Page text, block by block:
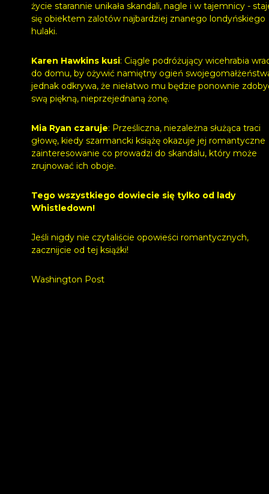
życie starannie unikała skandali, nagle i w tajemnicy -
się obiektem zalotów najbardziej znanego londyńskiego
hulaki.
Karen Hawkins kusi: Ciągle podróżujący wicehrabia
do domu, by ożywić namiętny ogień
jednak odkrywa, że niełatwo mu będzie ponownie
swą piękną, nieprzejednaną żonę.
Mia Ryan czaruje: Prześliczna, niezależna służąca traci
głowę, kiedy szarmancki książę okazuje jej romantyczne
zainteresowanie co prowadzi do skandalu, który może
zrujnować ich oboje.
Tego wszystkiego dowiecie się tylko od lady
Whistledown!
Jeśli nigdy nie czytaliście opowieści romantycznych,
zacznijcie od tej książki!
Washington Post